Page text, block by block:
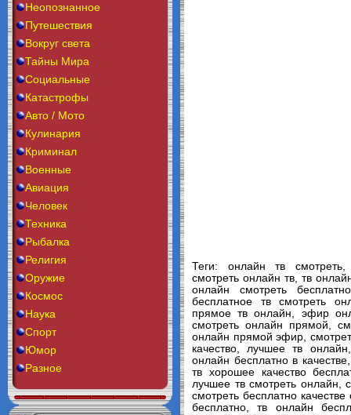
Неопознанное
Путешествия
Вокруг света
Тайны Мира
Социальные
Катастрофы
Авто / Мото
Кулинария
Криминал
Военные
Авиация
Человек
Техника
Рыбалка
Религия
Оружие
Космос
Наука
Спорт
Юмор
Разное
Теги: онлайн тв
смотреть онлайн тв, тв
онлайн смотреть
бесплатное тв смотреть
прямое тв онлайн, эфир
смотреть онлайн прямой,
онлайн прямой эфир,
качество, лучшее тв
онлайн бесплатно в
тв хорошее качество
лучшее тв смотреть онлайн,
смотреть бесплатно
бесплатно, тв онлайн